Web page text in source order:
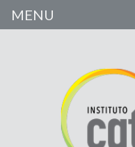
MENU